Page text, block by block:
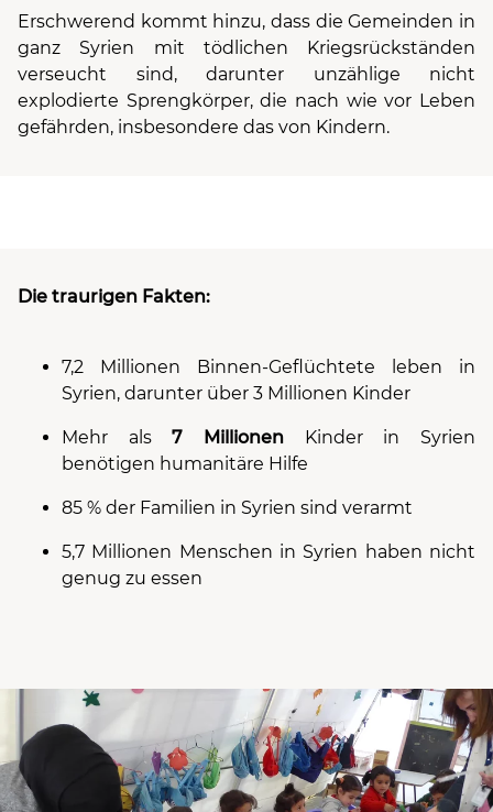
Erschwerend kommt hinzu, dass die Gemeinden in
ganz Syrien mit tödlichen Kriegsrückständen
verseucht sind, darunter unzählige nicht
explodierte Sprengkörper, die nach wie vor Leben
gefährden, insbesondere das von Kindern.
Die traurigen Fakten:
7,2 Millionen Binnen-Geflüchtete leben in
Syrien, darunter über 3 Millionen Kinder
Mehr als7 Millionen Kinder in Syrien
benötigen humanitäre Hilfe
85 % der Familien in Syrien sind verarmt
5,7 Millionen Menschen in Syrien haben nicht
genug zu essen